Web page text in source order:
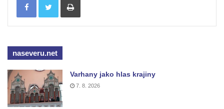
Pražské třídě v Českých Budějovicích
Socha svatého Jana Nepomuckého Na
Budějovicích
Sochy brouků u Mlýnské stoky v Českých
Budějovicích
naseveru.net
Varhany jako hlas krajiny
7. 8. 2026